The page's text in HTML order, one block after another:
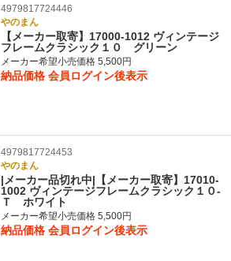
4979817724446
やのまん
【メーカー取寄】17000-1012 ヴィンテージ
フレームクラシック１０ グリーン
メーカー希望小売価格 5,500円
納品価格 会員ログイン後表示
4979817724453
やのまん
|メーカー品切れ中|【メーカー取寄】17010-
1002 ヴィンテージフレームクラシック１０‐
Ｔ ホワイト
メーカー希望小売価格 5,500円
納品価格 会員ログイン後表示